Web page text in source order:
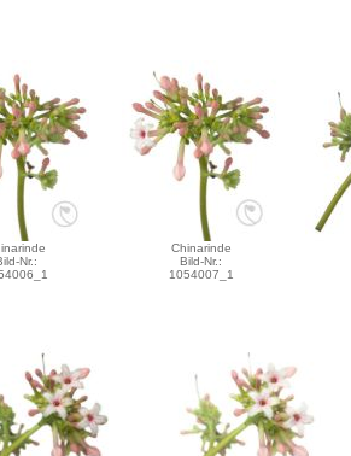
Nr.:
Chinarinde
Bild-Nr.:
1054007_1